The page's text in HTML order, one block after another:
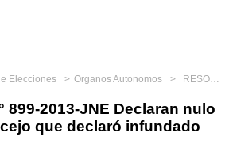
Elecciones Organos Autonomos RESOLUCIÓN N° 899-2013-JNE Declaran nulo Acuerdo de Concejo que declaró infundado pedido de
899-2013-JNE Declaran nulo
que declaró infundado